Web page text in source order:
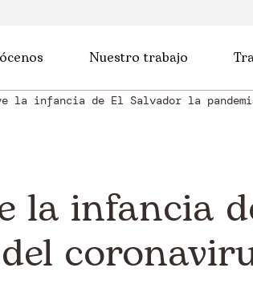
Nuestro trabajo
la infancia de El Salvador la
la infancia